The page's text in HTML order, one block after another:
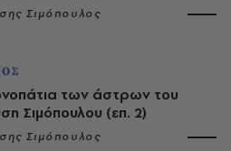
Σιμόπουλος
των άστρων του
Σιμόπουλου (επ. 2)
Σιμόπουλος